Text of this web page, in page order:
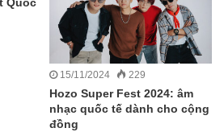
15/11/2024 229
Hozo Super Fest 2024: âm
nhạc quốc tế dành cho cộng
đồng